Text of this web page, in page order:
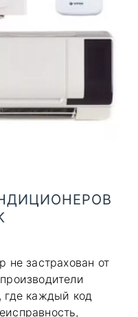
не застрахован от
где каждый код